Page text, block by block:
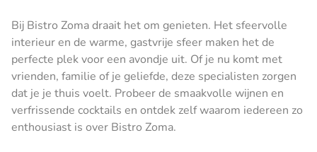
Bij Bistro Zoma draait het om genieten. Het sfeervolle
interieur en de warme, gastvrije sfeer maken het de
perfecte plek voor een avondje uit. Of je nu komt met
vrienden, familie of je geliefde, deze specialisten zorgen
dat je je thuis voelt. Probeer de smaakvolle wijnen en
verfrissende cocktails en ontdek zelf waarom iedereen zo
enthousiast is over Bistro Zoma.